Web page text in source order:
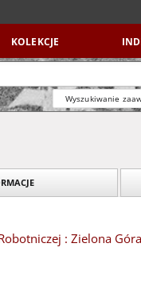
KOLEKCJE
Wyszukiwanie
: Zielona